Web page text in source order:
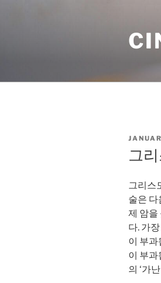
그
그리스
술은 다
제 암을
다. 가
이 부
이 부
의 ‘가